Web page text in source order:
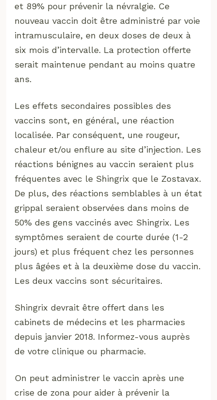
et 89% pour prévenir la névralgie. Ce
nouveau vaccin doit être administré par voie
intramusculaire, en deux doses de deux à
six mois d’intervalle. La protection offerte
serait maintenue pendant au moins quatre
ans.
Les effets secondaires possibles des
vaccins sont, en général, une réaction
localisée. Par conséquent, une rougeur,
chaleur et/ou enflure au site d’injection. Les
réactions bénignes au vaccin seraient plus
fréquentes avec le Shingrix que le Zostavax.
De plus, des réactions semblables à un état
grippal seraient observées dans moins de
50% des gens vaccinés avec Shingrix. Les
symptômes seraient de courte durée (1-2
jours) et plus fréquent chez les personnes
plus âgées et à la deuxième dose du vaccin.
Les deux vaccins sont sécuritaires.
Shingrix devrait être offert dans les
cabinets de médecins et les pharmacies
depuis janvier 2018. Informez-vous auprès
de votre clinique ou pharmacie.
On peut administrer le vaccin après une
crise de zona pour aider à prévenir la